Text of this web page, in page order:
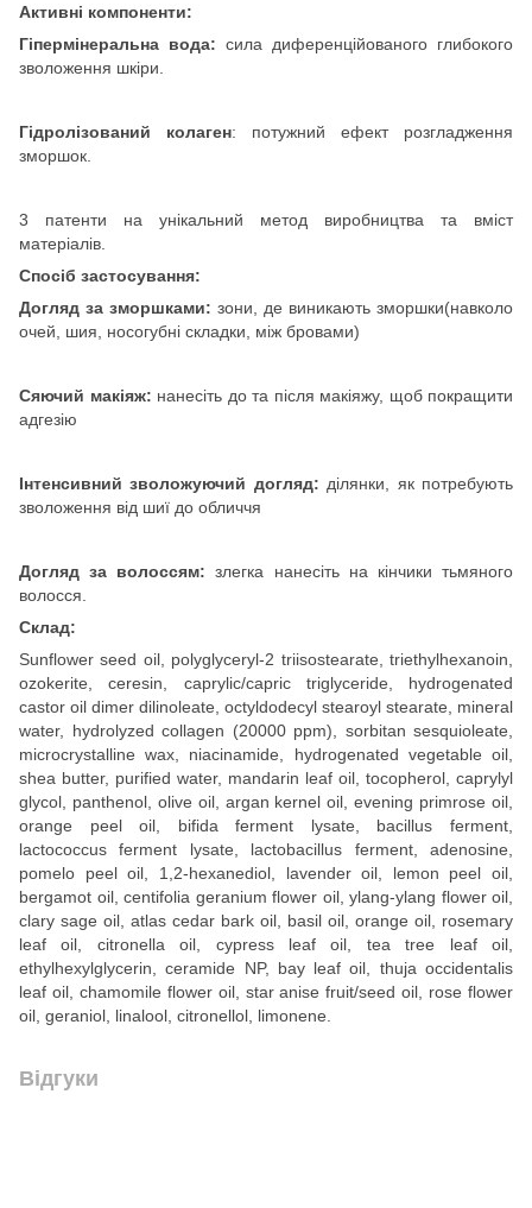
Активні компоненти:
Гіпермінеральна вода: сила диференційованого глибокого
зволоження шкіри.
Гідролізований колаген: потужний ефект розгладження
зморшок.
3 патенти на унікальний метод виробництва та вміст
матеріалів.
Спосіб застосування:
Догляд за зморшками: зони, де виникають зморшки(навколо
очей, шия, носогубні складки, між бровами)
Сяючий макіяж: нанесіть до та після макіяжу, щоб покращити
адгезію
Інтенсивний зволожуючий догляд: ділянки, як потребують
зволоження від шиї до обличчя
Догляд за волоссям: злегка нанесіть на кінчики тьмяного
волосся.
Склад:
Sunflower seed oil, polyglyceryl-2 triisostearate, triethylhexanoin,
ozokerite, ceresin, caprylic/capric triglyceride, hydrogenated
castor oil dimer dilinoleate, octyldodecyl stearoyl stearate, mineral
water, hydrolyzed collagen (20000 ppm), sorbitan sesquioleate,
microcrystalline wax, niacinamide, hydrogenated vegetable oil,
shea butter, purified water, mandarin leaf oil, tocopherol, caprylyl
glycol, panthenol, olive oil, argan kernel oil, evening primrose oil,
orange peel oil, bifida ferment lysate, bacillus ferment,
lactococcus ferment lysate, lactobacillus ferment, adenosine,
pomelo peel oil, 1,2-hexanediol, lavender oil, lemon peel oil,
bergamot oil, centifolia geranium flower oil, ylang-ylang flower oil,
clary sage oil, atlas cedar bark oil, basil oil, orange oil, rosemary
leaf oil, citronella oil, cypress leaf oil, tea tree leaf oil,
ethylhexylglycerin, ceramide NP, bay leaf oil, thuja occidentalis
leaf oil, chamomile flower oil, star anise fruit/seed oil, rose flower
oil, geraniol, linalool, citronellol, limonene.
Відгуки